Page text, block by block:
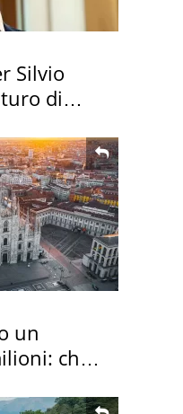
Silvio
di
un
chi